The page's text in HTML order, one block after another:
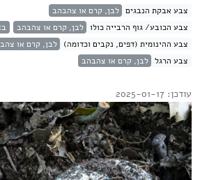
צבע אבקת הנבגים לבן, קרם או צהבהב
צבע הכובע/ גוף הרבייה כולו לבן, קרם או צהבהב
צבע ההינומית (דפים, נקבים וכדומה) לבן, קרם או
צבע הרגל לבן, קרם או צהבהב
עודכן: 2025-01-17